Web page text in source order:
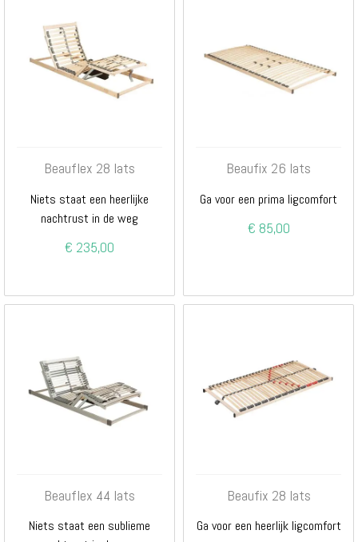
Beauflex 28 lats
Niets staat een heerlijke
nachtrust in de weg
€ 235,00
Beaufix 26 lats
Ga voor een prima ligcomfort
€ 85,00
Beauflex 44 lats
Niets staat een sublieme
Beaufix 28 lats
Ga voor een heerlijk ligcomfort